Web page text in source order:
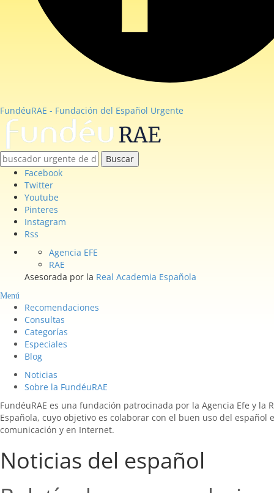
FundéuRAE - Fundación del Español Urgente
Buscar
Facebook
Twitter
Youtube
Pinteres
Instagram
Rss
Agencia EFE
RAE
Asesorada por la Real Academia Española
Menú
Recomendaciones
Consultas
Categorías
Especiales
Blog
Noticias
Sobre la FundéuRAE
FundéuRAE es una fundación patrocinada por la Agencia Efe y la
Española, cuyo objetivo es colaborar con el buen uso del español
comunicación y en Internet.
Noticias del español